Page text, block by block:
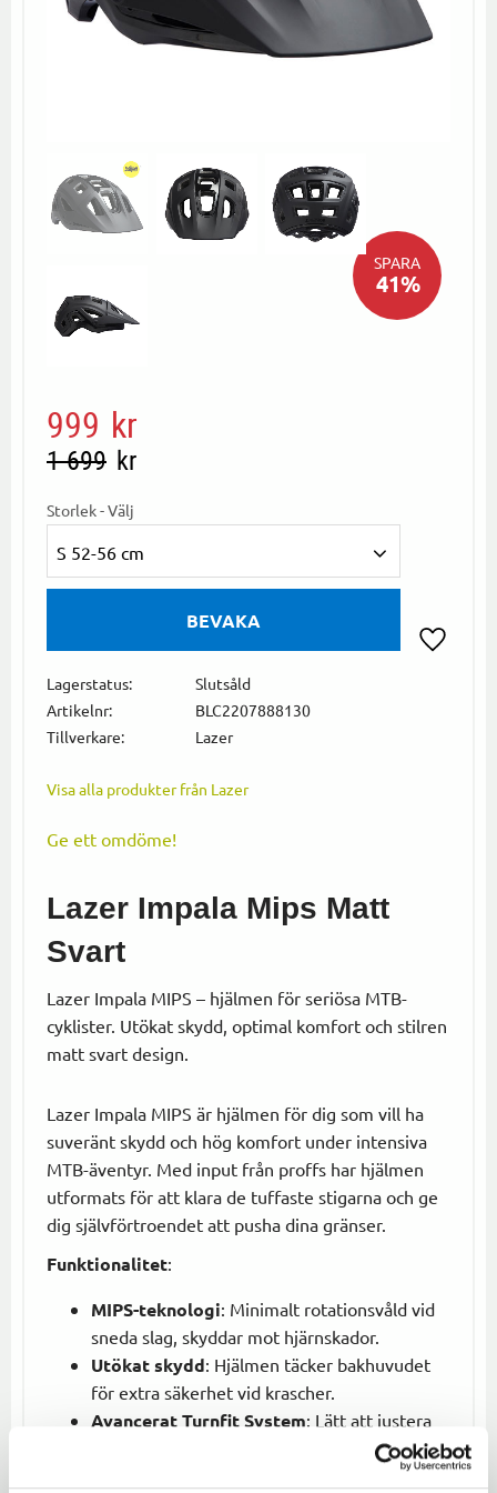
SPARA
41%
Nedsatt pris:
999 kr
Ordinarie pris:
1 699 kr
Storlek - Välj
S 52-56 cm
BEVAKA
Lagerstatus
Slutsåld
Artikelnr
BLC2207888130
Tillverkare
Lazer
Visa alla produkter från Lazer
Ge ett omdöme!
Lazer Impala Mips Matt
Svart
Lazer Impala MIPS – hjälmen för seriösa MTB-
cyklister. Utökat skydd, optimal komfort och stilren
matt svart design.
Lazer Impala MIPS är hjälmen för dig som vill ha
suveränt skydd och hög komfort under intensiva
MTB-äventyr. Med input från proffs har hjälmen
utformats för att klara de tuffaste stigarna och ge
dig självförtroendet att pusha dina gränser.
Funktionalitet:
MIPS-teknologi: Minimalt rotationsvåld vid
sneda slag, skyddar mot hjärnskador.
Utökat skydd: Hjälmen täcker bakhuvudet
för extra säkerhet vid krascher.
Avancerat Turnfit System: Lätt att justera